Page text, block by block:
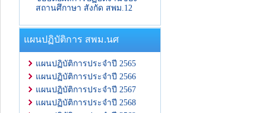
สถานศึกาษา สังกัด สพม.12
แผนปฏิบัติการ สพม.นศ
แผนปฏิบัติการประจำปี 2565
แผนปฏิบัติการประจำปี 2566
แผนปฏิบัติการประจำปี 2567
แผนปฏิบัติการประจำปี 2568